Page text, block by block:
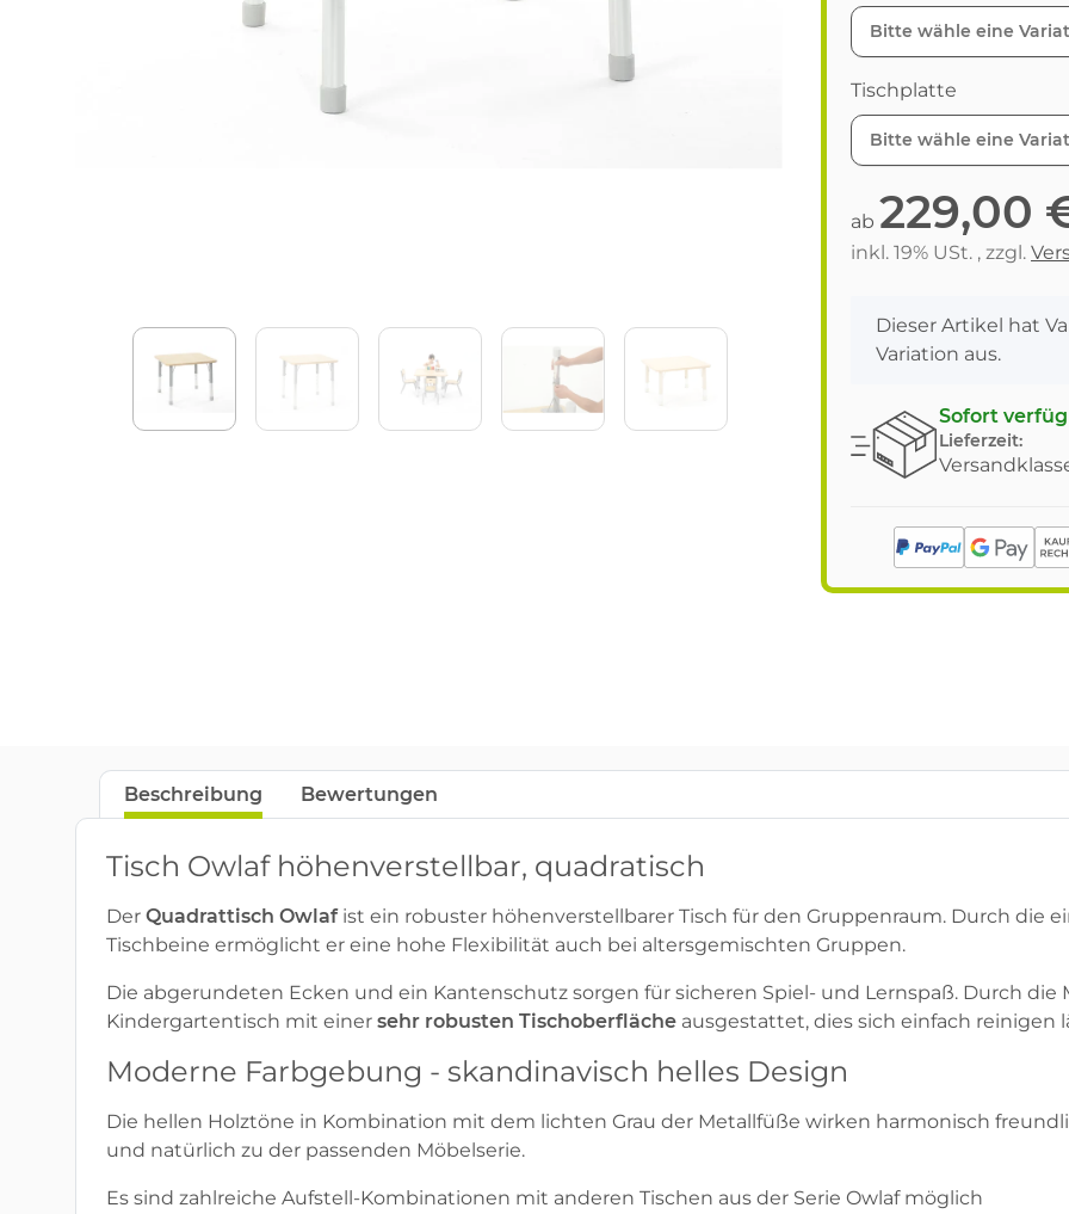
Bitte wähle eine
Tischplatte
Bitte wähle eine
ab 229,00
inkl. 19% USt. , zzgl.
x
Dieser Artikel hat
Variation aus.
Sofort
Lieferzeit:
Beschreibung Bewertungen
Tisch Owlaf höhenverstellbar, quadratisch
Der Quadrattisch Owlaf ist ein robuster höhenverstellbarer Tisch für den Gruppenraum. Durch die
Tischbeine ermöglicht er eine hohe Flexibilität auch bei altersgemischten Gruppen.
Die abgerundeten Ecken und ein Kantenschutz sorgen für sicheren Spiel- und Lernspaß. Durch
Kindergartentisch mit einer sehr robusten Tischoberfläche ausgestattet, dies sich einfach reinigen
Moderne Farbgebung - skandinavisch helles Design
Die hellen Holztöne in Kombination mit dem lichten Grau der Metallfüße wirken harmonisch
und natürlich zu der passenden Möbelserie.
Es sind zahlreiche Aufstell-Kombinationen mit anderen Tischen aus der Serie Owlaf möglich